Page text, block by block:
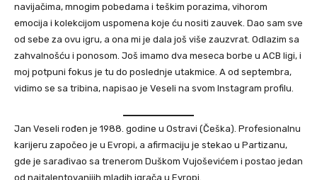
navijačima, mnogim pobedama i teškim porazima, vihorom
emocija i kolekcijom uspomena koje ću nositi zauvek. Dao sam sve
od sebe za ovu igru, a ona mi je dala još više zauzvrat. Odlazim sa
zahvalnošću i ponosom. Još imamo dva meseca borbe u ACB ligi, i
moj potpuni fokus je tu do poslednje utakmice. A od septembra,
vidimo se sa tribina, napisao je Veseli na svom Instagram profilu.
Jan Veseli rođen je 1988. godine u Ostravi (Češka). Profesionalnu
karijeru započeo je u Evropi, a afirmaciju je stekao u Partizanu,
gde je sarađivao sa trenerom Duškom Vujoševićem i postao jedan
od najtalentovanijih mladih igrača u Evropi.